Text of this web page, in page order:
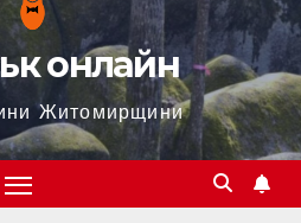
онлайн
Житомирщини